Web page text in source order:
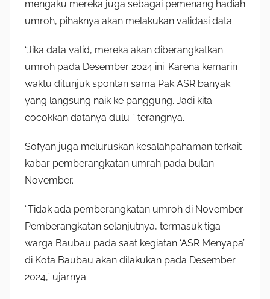
mengaku mereka juga sebagai pemenang hadiah
umroh, pihaknya akan melakukan validasi data.
“Jika data valid, mereka akan diberangkatkan
umroh pada Desember 2024 ini. Karena kemarin
waktu ditunjuk spontan sama Pak ASR banyak
yang langsung naik ke panggung. Jadi kita
cocokkan datanya dulu ” terangnya.
Sofyan juga meluruskan kesalahpahaman terkait
kabar pemberangkatan umrah pada bulan
November.
“Tidak ada pemberangkatan umroh di November.
Pemberangkatan selanjutnya, termasuk tiga
warga Baubau pada saat kegiatan ‘ASR Menyapa’
di Kota Baubau akan dilakukan pada Desember
2024,” ujarnya.